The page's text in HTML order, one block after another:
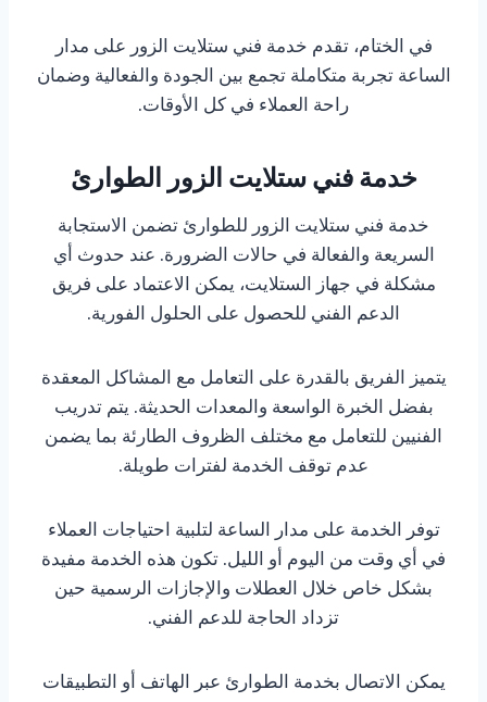
في الختام، تقدم خدمة فني ستلايت الزور على مدار
الساعة تجربة متكاملة تجمع بين الجودة والفعالية وضمان
راحة العملاء في كل الأوقات.
خدمة فني ستلايت الزور الطوارئ
خدمة فني ستلايت الزور للطوارئ تضمن الاستجابة
السريعة والفعالة في حالات الضرورة. عند حدوث أي
مشكلة في جهاز الستلايت، يمكن الاعتماد على فريق
الدعم الفني للحصول على الحلول الفورية.
يتميز الفريق بالقدرة على التعامل مع المشاكل المعقدة
بفضل الخبرة الواسعة والمعدات الحديثة. يتم تدريب
الفنيين للتعامل مع مختلف الظروف الطارئة بما يضمن
عدم توقف الخدمة لفترات طويلة.
توفر الخدمة على مدار الساعة لتلبية احتياجات العملاء
في أي وقت من اليوم أو الليل. تكون هذه الخدمة مفيدة
بشكل خاص خلال العطلات والإجازات الرسمية حين
تزداد الحاجة للدعم الفني.
يمكن الاتصال بخدمة الطوارئ عبر الهاتف أو التطبيقات